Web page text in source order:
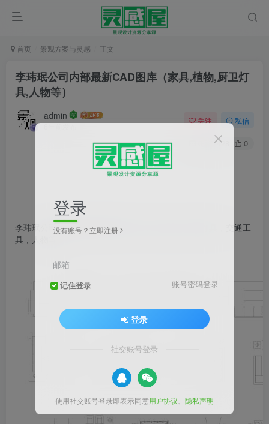
首页 景观方案与灵感 正文
李玮珉公司内部最新CAD图库（家具,植物,厨卫灯
具,人物等）
admin
6年前发布
关注 私信
428 0
李玮珉公司内部最新CAD图库（家具，植物，厨卫灯具，交通工
具，人物等）
登录
没有账号？立即注册
邮箱
记住登录 账号密码登录
登录
社交账号登录
使用社交账号登录即表示同意用户协议 隐私声明